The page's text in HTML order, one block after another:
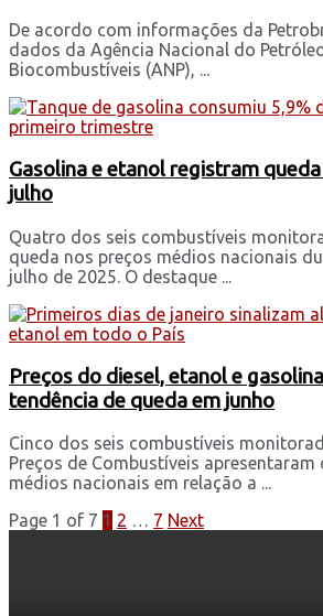
De acordo com informações da
dados da Agência Nacional do
Biocombustíveis (ANP), ...
Gasolina e etanol registram
julho
Quatro dos seis combustíveis
queda nos preços médios nacionais
julho de 2025. O destaque ...
Preços do diesel, etanol e
tendência de queda em junho
Cinco dos seis combustíveis
Preços de Combustíveis apresentaram
médios nacionais em relação a ...
Page 1 of 7 1 2 … 7 Next